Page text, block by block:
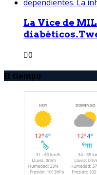
La Vice de
0
El tiempo